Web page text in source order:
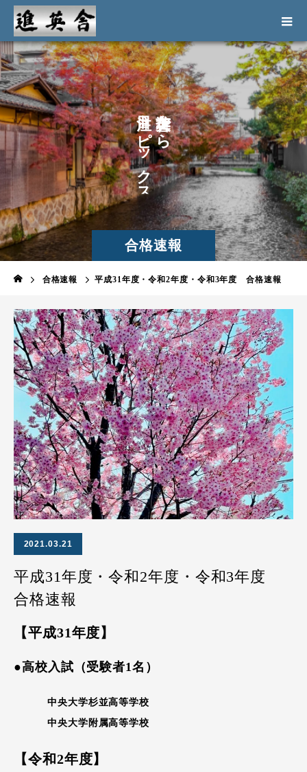
合格速報
か
ら
ト
ピ
ッ
ク
ス
合格速報 平成31年度・令和2年度・令和3年度 合格速報
2021.03.21
平成31年度・令和2年度・令和3年度
合格速報
【平成31年度】
●高校入試（受験者1名）
中央大学杉並高等学校
中央大学附属高等学校
【令和2年度】